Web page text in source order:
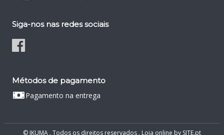
Siga-nos nas redes sociais
Métodos de pagamento
Pagamento na entrega
© IKUMA . Todos os direitos reservados . Loja online by SITE.pt